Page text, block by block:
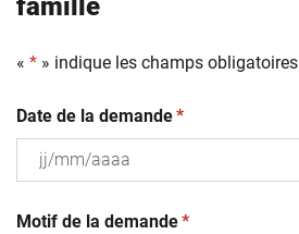
« * » indique les champs obligatoires
Date de la demande(obligatoire)
*
slash
Motif de la demande(obligatoire)
*